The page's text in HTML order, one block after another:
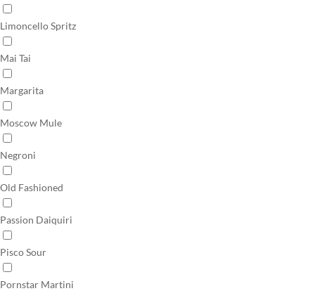
Limoncello Spritz
Mai Tai
Margarita
Moscow Mule
Negroni
Old Fashioned
Passion Daiquiri
Pisco Sour
Pornstar Martini